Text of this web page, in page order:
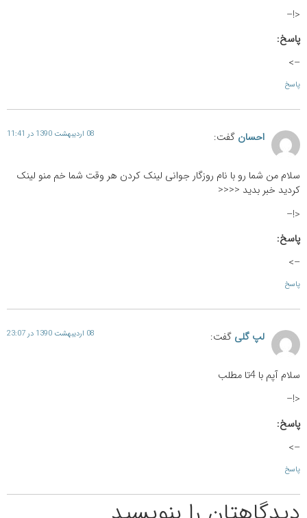
<!–
پاسخ:
–>
پاسخ
احسان گفت: 08 اردیبهشت 1390 در 11:41
سلام من شما رو با نام روزگار جوانی لینک کردن هر وقت شما خم منو لینک
کردید خبر بدید <<<<
<!–
پاسخ:
–>
پاسخ
لپ گلی گفت: 08 اردیبهشت 1390 در 23:07
سلام آپم با 4تا مطلب
<!–
پاسخ:
–>
پاسخ